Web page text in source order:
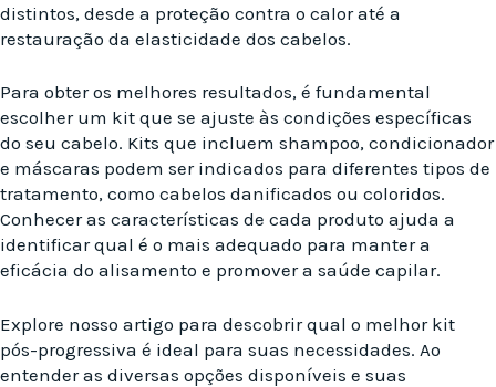
distintos, desde a proteção contra o calor até a
restauração da elasticidade dos cabelos.
Para obter os melhores resultados, é fundamental
escolher um kit que se ajuste às condições específicas
do seu cabelo. Kits que incluem shampoo, condicionador
e máscaras podem ser indicados para diferentes tipos de
tratamento, como cabelos danificados ou coloridos.
Conhecer as características de cada produto ajuda a
identificar qual é o mais adequado para manter a
eficácia do alisamento e promover a saúde capilar.
Explore nosso artigo para descobrir qual o melhor kit
pós-progressiva é ideal para suas necessidades. Ao
entender as diversas opções disponíveis e suas